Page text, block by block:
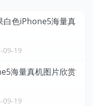
白色iPhone5海量真
09-19
海量真机图片欣赏
09-19